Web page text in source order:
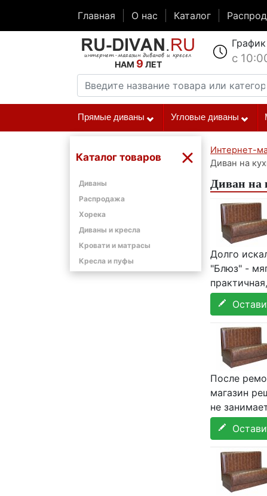
Главная О нас Каталог
НАМ 9 ЛЕТ с
Прямые диваны Угловые диваны
Каталог товаров
Диваны
Распродажа
Хорека
Диваны и кресла
Кровати и матрасы
Кресла и пуфы
Интернет-
Диван на
Диван на
Долго
"Блюз" -
После
магазин
не